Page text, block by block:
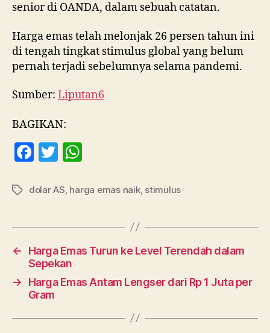
senior di OANDA, dalam sebuah catatan.
Harga emas telah melonjak 26 persen tahun ini
di tengah tingkat stimulus global yang belum
pernah terjadi sebelumnya selama pandemi.
Sumber: Liputan6
BAGIKAN:
F
c
b
o
o
k
T
itt at
A
p
Tag dolar AS harga emas naik, stimulus
←
Harga Emas Turun ke Level Terendah dalam
Sepekan
→
Harga Emas Antam Lengser dari Rp 1 Juta per
Gram